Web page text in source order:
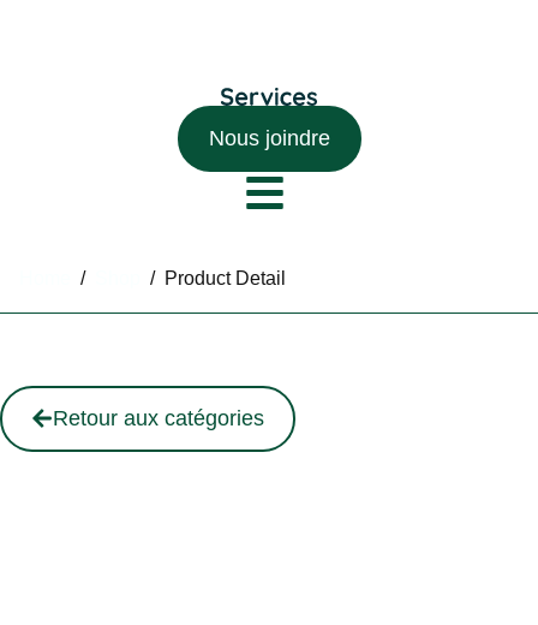
Nous joindre
/ / Product Detail
Retour aux catégories